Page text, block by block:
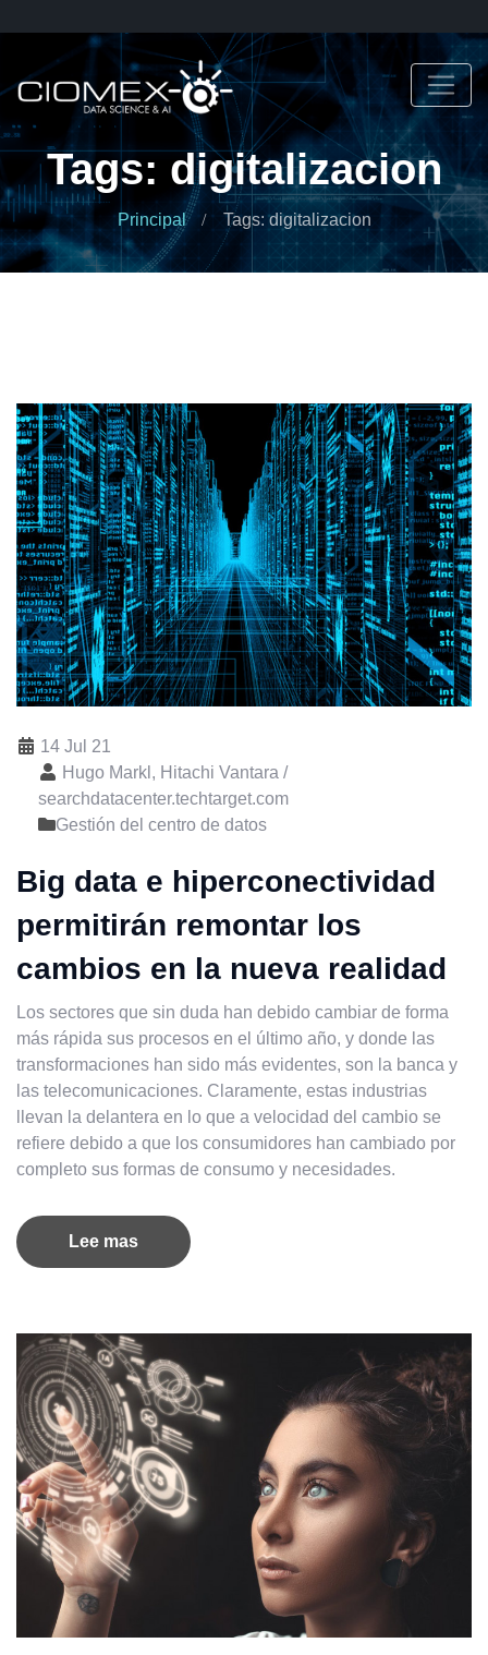
Tags: digitalizacion
Principal Tags: digitalizacion
14 Jul 21
Hugo Markl, Hitachi Vantara /
searchdatacenter.techtarget.com
Gestión del centro de datos
Big data e hiperconectividad
permitirán remontar los
cambios en la nueva realidad
Los sectores que sin duda han debido cambiar de forma
más rápida sus procesos en el último año, y donde las
transformaciones han sido más evidentes, son la banca y
las telecomunicaciones. Claramente, estas industrias
llevan la delantera en lo que a velocidad del cambio se
refiere debido a que los consumidores han cambiado por
completo sus formas de consumo y necesidades.
Lee mas